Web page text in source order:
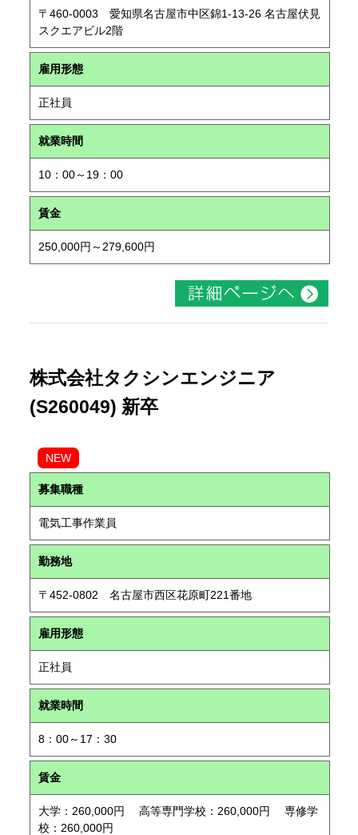
〒460-0003 愛知県名古屋市中区錦1-13-26 名古屋伏見
スクエアビル2階
雇用形態
正社員
就業時間
10：00～19：00
賃金
250,000円～279,600円
株式会社タクシンエンジニア
(S260049) 新卒
NEW
募集職種
電気工事作業員
勤務地
〒452-0802 名古屋市西区花原町221番地
雇用形態
正社員
就業時間
8：00～17：30
賃金
大学：260,000円 高等専門学校：260,000円 専修学
校：260,000円